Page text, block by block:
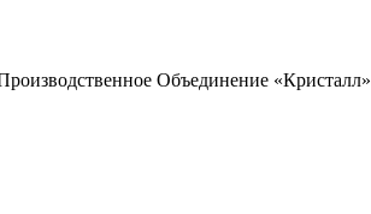
Объединение «Кристалл»